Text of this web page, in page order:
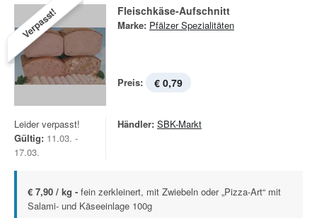
Verpasst! Fleischkäse-Aufschnitt
Marke: Pfälzer Spezialitäten
Preis: € 0,79
Leider verpasst!
Gültig: 11.03. -
17.03.
Händler: SBK-Markt
€ 7,90 / kg - fein zerkleinert, mit Zwiebeln oder „Pizza-Art“ mit
Salami- und Käseeinlage 100g